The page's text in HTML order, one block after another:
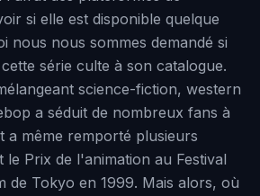
si elle est disponible quelque
nous nous sommes demandé si
série culte à son catalogue.
science-fiction, western
a séduit de nombreux fans à
a même remporté plusieurs
le Prix de l'animation au Festival
de Tokyo en 1999. Mais alors, où